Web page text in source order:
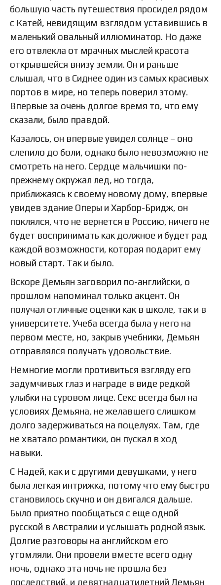
большую часть путешествия просидел рядом
с Катей, невидящим взглядом уставившись в
маленький овальный иллюминатор. Но даже
его отвлекла от мрачных мыслей красота
открывшейся внизу земли. Он и раньше
слышал, что в Сиднее один из самых красивых
портов в мире, но теперь поверил этому.
Впервые за очень долгое время то, что ему
сказали, было правдой.
Казалось, он впервые увидел солнце – оно
слепило до боли, однако было невозможно не
смотреть на него. Сердце мальчишки по-
прежнему окружал лед, но тогда,
приближаясь к своему новому дому, впервые
увидев здание Оперы и Харбор-Бридж, он
поклялся, что не вернется в Россию, ничего не
будет воспринимать как должное и будет рад
каждой возможности, которая подарит ему
новый старт. Так и было.
Вскоре Демьян заговорил по-английски, о
прошлом напоминал только акцент. Он
получал отличные оценки как в школе, так и в
университете. Учеба всегда была у него на
первом месте, но, закрыв учебники, Демьян
отправлялся получать удовольствие.
Немногие могли противиться взгляду его
задумчивых глаз и награде в виде редкой
улыбки на суровом лице. Секс всегда был на
условиях Демьяна, не желавшего слишком
долго задерживаться на поцелуях. Там, где
не хватало романтики, он пускал в ход
навыки.
С Надей, как и с другими девушками, у него
была легкая интрижка, потому что ему быстро
становилось скучно и он двигался дальше.
Было приятно пообщаться с еще одной
русской в Австралии и услышать родной язык.
Долгие разговоры на английском его
утомляли. Они провели вместе всего одну
ночь, однако эта ночь не прошла без
последствий, и девятнадцатилетний Демьян